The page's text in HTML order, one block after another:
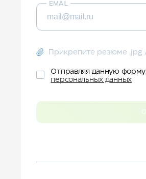
БАННЫЙ КОМПЛЕКС
РЕСТОРАНЫ И БАРЫ
КОНТАКТЫ
EMAIL
Прикрепите резюме .jpg
Отправляя данную
персональных данных